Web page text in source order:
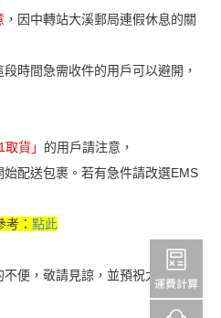
， 因中轉站大溪郵局連假休息的關
時間急需收件的用戶可以避開，
取貨 」 的用戶請注意 ，
配送包裹。 若有急件請改選EMS
： 點此
不便，敬請見諒 ，並預祝大家假期